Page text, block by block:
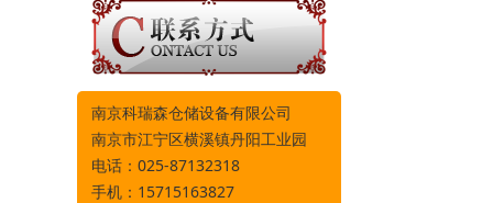
南京科瑞森仓储设备有限公司
南京市江宁区横溪镇丹阳工业园
电话：025-87132318
手机：15715163827